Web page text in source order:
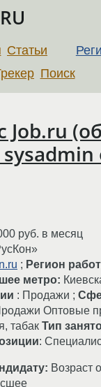
Статьи
Поиск
Job.ru
руб. в месяц
; Регион
метро:
: Продажи ;
Оптовые
табак Тип
:
Возраст